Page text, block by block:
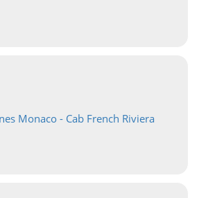
Monaco - Cab French Riviera